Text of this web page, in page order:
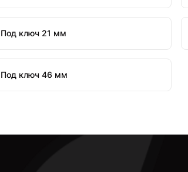
Под ключ 21 мм
Под ключ 46 мм